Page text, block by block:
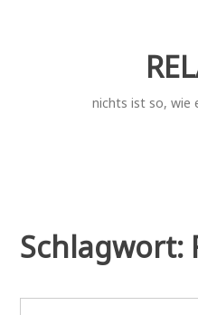
nichts ist so, wie
Schlagwort: